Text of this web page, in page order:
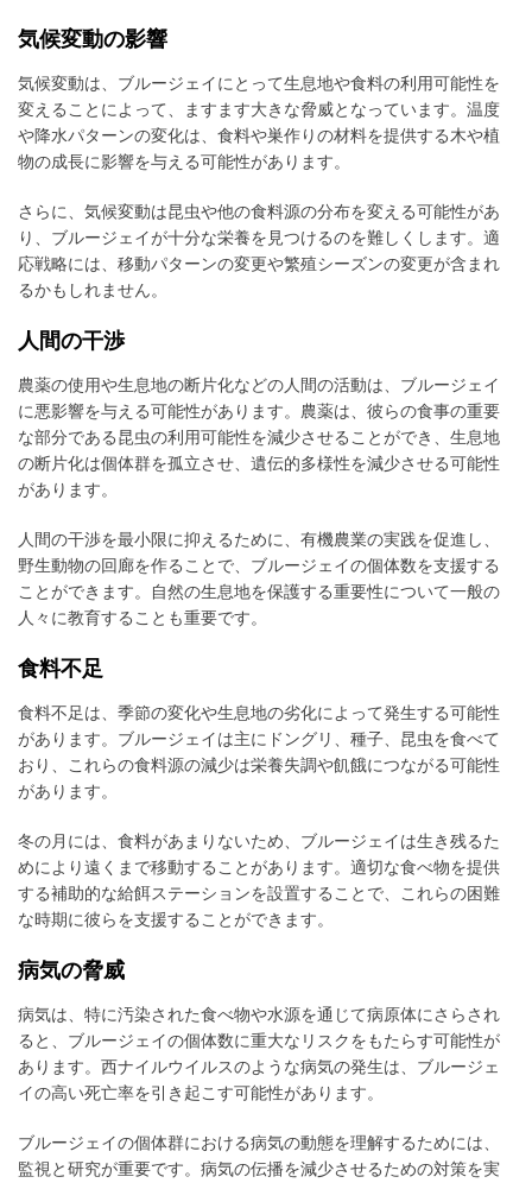
気候変動の影響
気候変動は、ブルージェイにとって生息地や食料の利用可能性を
変えることによって、ますます大きな脅威となっています。温度
や降水パターンの変化は、食料や巣作りの材料を提供する木や植
物の成長に影響を与える可能性があります。
さらに、気候変動は昆虫や他の食料源の分布を変える可能性があ
り、ブルージェイが十分な栄養を見つけるのを難しくします。適
応戦略には、移動パターンの変更や繁殖シーズンの変更が含まれ
るかもしれません。
人間の干渉
農薬の使用や生息地の断片化などの人間の活動は、ブルージェイ
に悪影響を与える可能性があります。農薬は、彼らの食事の重要
な部分である昆虫の利用可能性を減少させることができ、生息地
の断片化は個体群を孤立させ、遺伝的多様性を減少させる可能性
があります。
人間の干渉を最小限に抑えるために、有機農業の実践を促進し、
野生動物の回廊を作ることで、ブルージェイの個体数を支援する
ことができます。自然の生息地を保護する重要性について一般の
人々に教育することも重要です。
食料不足
食料不足は、季節の変化や生息地の劣化によって発生する可能性
があります。ブルージェイは主にドングリ、種子、昆虫を食べて
おり、これらの食料源の減少は栄養失調や飢餓につながる可能性
があります。
冬の月には、食料があまりないため、ブルージェイは生き残るた
めにより遠くまで移動することがあります。適切な食べ物を提供
する補助的な給餌ステーションを設置することで、これらの困難
な時期に彼らを支援することができます。
病気の脅威
病気は、特に汚染された食べ物や水源を通じて病原体にさらされ
ると、ブルージェイの個体数に重大なリスクをもたらす可能性が
あります。西ナイルウイルスのような病気の発生は、ブルージェ
イの高い死亡率を引き起こす可能性があります。
ブルージェイの個体群における病気の動態を理解するためには、
監視と研究が重要です。病気の伝播を減少させるための対策を実